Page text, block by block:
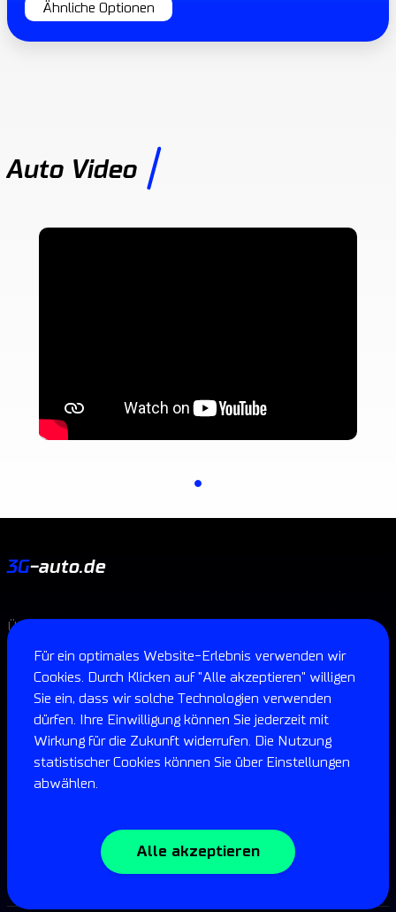
Für ein optimales Website-Erlebnis verwenden wir
Cookies. Durch Klicken auf "Alle akzeptieren" willigen
Sie ein, dass wir solche Technologien verwenden
dürfen. Ihre Einwilligung können Sie jederzeit mit
Wirkung für die Zukunft widerrufen. Die Nutzung
statistischer Cookies können Sie über Einstellungen
abwählen.
Alle akzeptieren
Ähnliche Optionen
Auto Video
3G-auto.de
Über uns
Impressum
Agnes-Bernauer-Straße 151,
info@3G-auto.de